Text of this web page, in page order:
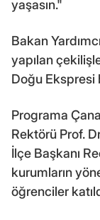
yaşasın."
Bakan
yapılan
Doğu Ekspresi
Programa
Rektörü Prof.
İlçe Başkanı
kurumların
öğrenciler